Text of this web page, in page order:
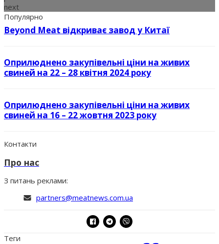
next
Популярно
Beyond Meat відкриває завод у Китаї
Оприлюднено закупівельні ціни на живих
свиней на 22 – 28 квітня 2024 року
Оприлюднено закупівельні ціни на живих
свиней на 16 – 22 жовтня 2023 року
Контакти
Про нас
З питань реклами:
partners@meatnews.com.ua
Теги